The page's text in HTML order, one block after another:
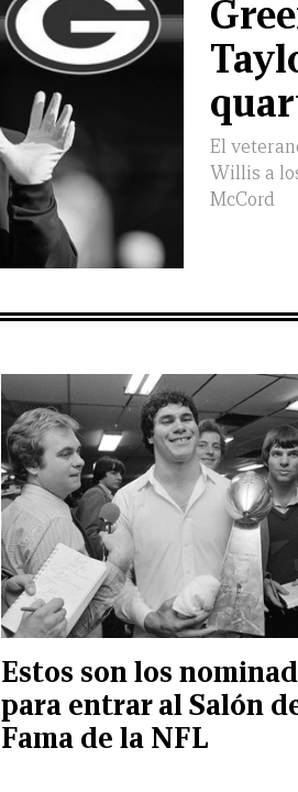
El
Willis a
McCord
Estos son los
para entrar al Salón
Fama de la NFL